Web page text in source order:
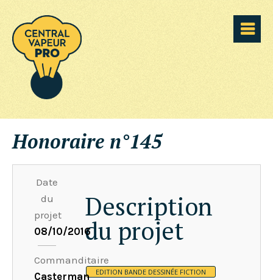
Honoraire n°145
Date
du
projet
08/10/2016
Commanditaire
Casterman
Description
du projet
EDITION BANDE DESSINÉE FICTION